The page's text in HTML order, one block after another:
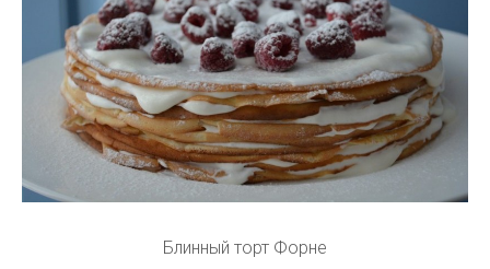
Блинный торт Форне